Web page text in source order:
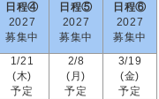
日程④
2027
募集中
日程⑤
2027
募集中
日程⑥
2027
募集中
1/21
(木)
予定
2/8
(月)
予定
3/19
(金)
予定